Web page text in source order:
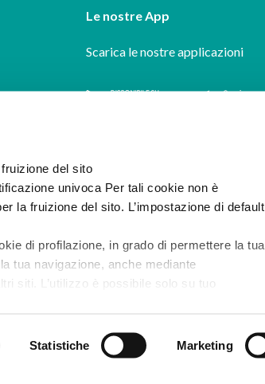
del sito
univoca Per tali cookie non è
la fruizione del sito. L’impostazione di default
di profilazione, in grado di permettere la tua
tua navigazione, anche mediante
siti. L’utilizzo è possibile solo su tuo
e le modalità per effettuare la selezione di
parte
Statistiche Marketing
Le nostre App
Scarica le nostre applicazioni